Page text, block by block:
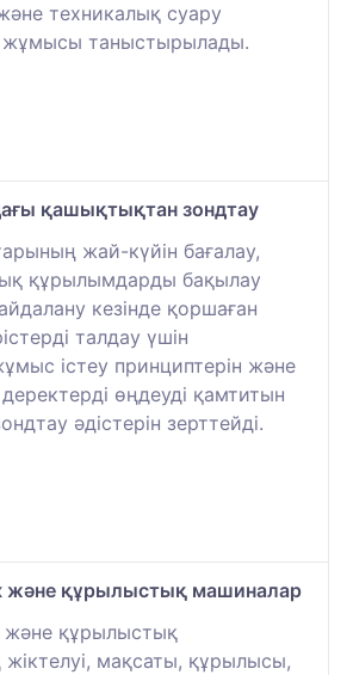
техникалық суару
жұмысы таныстырылады.
қашықтықтан зондтау
жай-күйін бағалау,
құрылымдарды бақылау
кезінде қоршаған
талдау үшін
істеу принциптерін және
өңдеуді қамтитын
әдістерін зерттейді.
және құрылыстық машиналар
және құрылыстық
мақсаты, құрылысы,